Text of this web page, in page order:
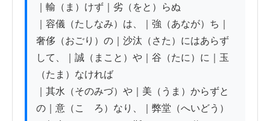
｜輸（ま）けず｜劣（をと）らぬ
｜容儀（たしなみ）は、｜強（あなが）ち｜
奢侈（おごり）の｜沙汰（さた）にはあらず
して、｜誠（まこと）や｜谷（たに）に｜玉
（たま）なければ
｜其水（そのみづ）や｜美（うま）からずと
の｜意（こゝろ）なり、｜弊堂（へいどう）